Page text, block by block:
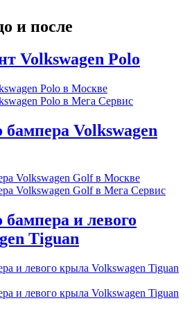
и после
Volkswagen Polo
бампера Volkswagen
бампера и левого
Tiguan